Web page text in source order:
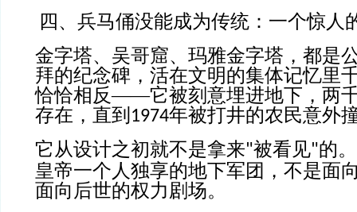
四、兵马俑没能成为传统：一个惊人
金字塔、吴哥窟、玛雅金字塔，都是
拜的纪念碑，活在文明的集体记忆里
恰恰相反——它被刻意埋进地下，两
存在，直到 1974年被打井的农民意外
它从设计之初就不是拿来"被看见"的
皇帝一个人独享的地下军团，不是面
面向后世的权力剧场。